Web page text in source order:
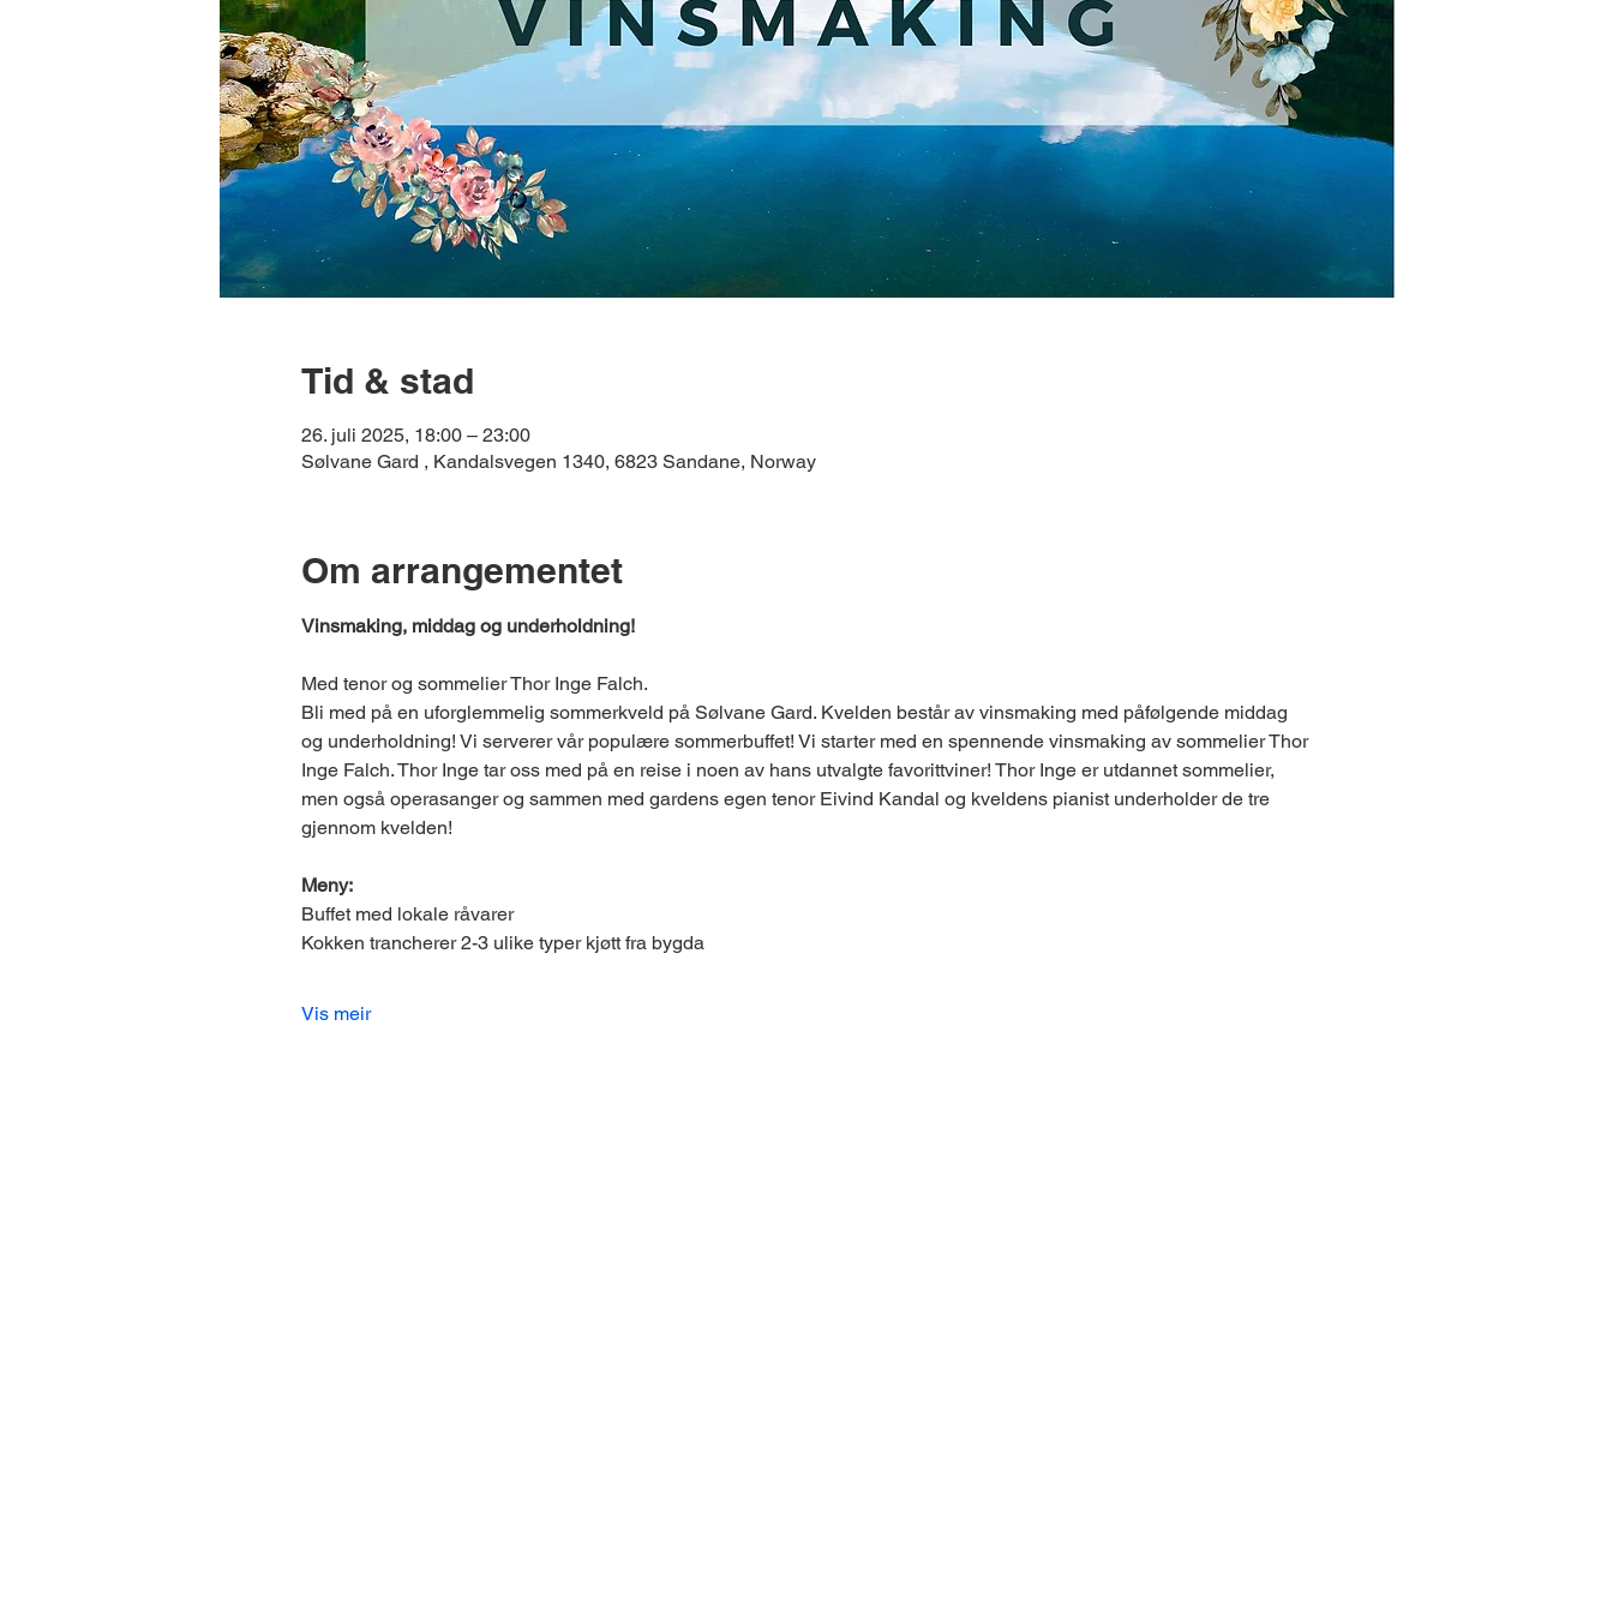
Tid & stad
26. juli 2025, 18:00 – 23:00
Sølvane Gard , Kandalsvegen 1340, 6823 Sandane, Norway
Om arrangementet
Vinsmaking, middag og underholdning!
Med tenor og sommelier Thor Inge Falch.
Bli med på en uforglemmelig sommerkveld på Sølvane Gard. Kvelden består av vinsmaking med påfølgende middag
og underholdning! Vi serverer vår populære sommerbuffet! Vi starter med en spennende vinsmaking av sommelier Thor
Inge Falch. Thor Inge tar oss med på en reise i noen av hans utvalgte favorittviner! Thor Inge er utdannet sommelier,
men også operasanger og sammen med gardens egen tenor Eivind Kandal og kveldens pianist underholder de tre
gjennom kvelden!
Meny:
Buffet med lokale råvarer
Kokken trancherer 2-3 ulike typer kjøtt fra bygda
Vis meir